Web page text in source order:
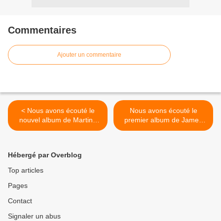
Commentaires
Ajouter un commentaire
< Nous avons écouté le
nouvel album de Martina
Topley Bird !
Nous avons écouté le
premier album de James
Hersey ! >
Hébergé par Overblog
Top articles
Pages
Contact
Signaler un abus